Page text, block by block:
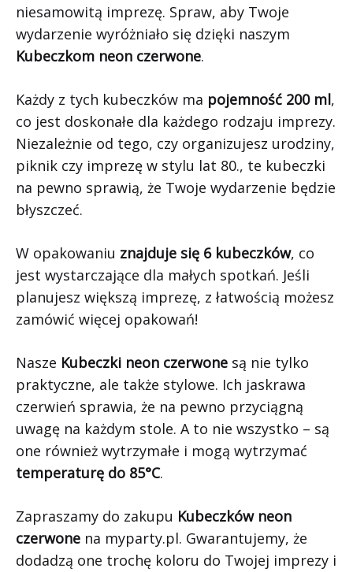
niesamowitą imprezę. Spraw, aby Twoje
wydarzenie wyróżniało się dzięki naszym
Kubeczkom neon czerwone.
Każdy z tych kubeczków ma pojemność 200 ml,
co jest doskonałe dla każdego rodzaju imprezy.
Niezależnie od tego, czy organizujesz urodziny,
piknik czy imprezę w stylu lat 80., te kubeczki
na pewno sprawią, że Twoje wydarzenie będzie
błyszczeć.
W opakowaniu znajduje się 6 kubeczków, co
jest wystarczające dla małych spotkań. Jeśli
planujesz większą imprezę, z łatwością możesz
zamówić więcej opakowań!
Nasze Kubeczki neon czerwone są nie tylko
praktyczne, ale także stylowe. Ich jaskrawa
czerwień sprawia, że na pewno przyciągną
uwagę na każdym stole. A to nie wszystko – są
one również wytrzymałe i mogą wytrzymać
temperaturę do 85°C.
Zapraszamy do zakupu Kubeczków neon
czerwone na myparty.pl. Gwarantujemy, że
dodadzą one trochę koloru do Twojej imprezy i